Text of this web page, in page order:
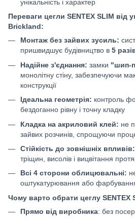
унікальність і характер
Переваги цегли SENTEX SLIM від
Brickland:
Монтаж без зайвих зусиль:
пришвидшує будівництво в 5
Надійне з'єднання: замки "шип-
монолітну стіну, забезпечуючи
конструкції
Ідеальна геометрія: контроль
бездоганно рівну і точну кладку
Кладка на акриловий клей: не
зайвих розчинів, спрощуючи
Стійкість до зовнішніх впливів:
тріщин, висолів і вицвітання
Всі 4 сторони облицювальні:
оштукатурювання або
Чому варто обрати цеглу SENTEX
Прямо від виробника: без